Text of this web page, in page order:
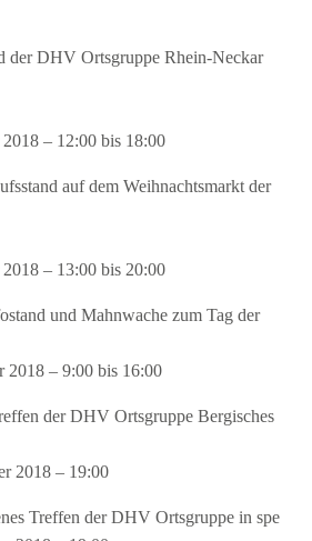
der DHV Ortsgruppe Rhein-Neckar
– 12:00 bis 18:00
auf dem Weihnachtsmarkt der
– 13:00 bis 20:00
und Mahnwache zum Tag der
2018 – 9:00 bis 16:00
der DHV Ortsgruppe Bergisches
2018 – 19:00
Treffen der DHV Ortsgruppe in spe